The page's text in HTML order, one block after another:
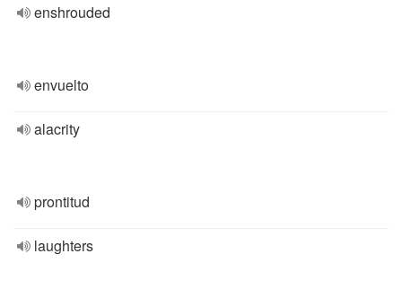
enshrouded
envuelto
alacrity
prontitud
laughters